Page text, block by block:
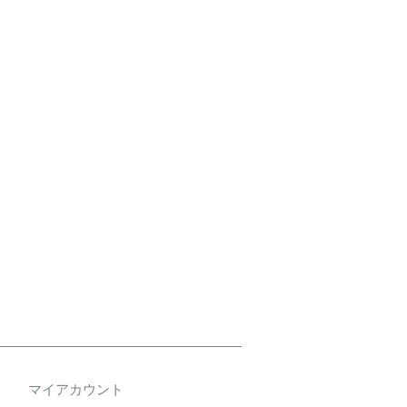
マイアカウント